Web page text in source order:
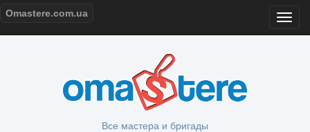
Omastere.com.ua
Все мастера и бригады